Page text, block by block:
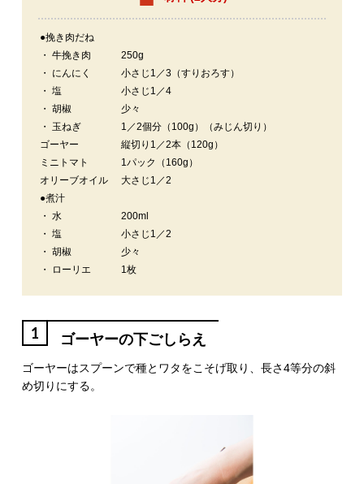
●挽き肉だね
・ 牛挽き肉
250g
・ にんにく
小さじ1／3（すりおろす）
・ 塩
小さじ1／4
・ 胡椒
少々
・ 玉ねぎ
1／2個分（100g）（みじん切り）
ゴーヤー
縦切り1／2本（120g）
ミニトマト
1パック（160g）
オリーブオイル
大さじ1／2
●煮汁
・ 水
200ml
・ 塩
小さじ1／2
・ 胡椒
少々
・ ローリエ
1枚
1 ゴーヤーの下ごしらえ
ゴーヤーはスプーンで種とワタをこそげ取り、長さ4等分の斜
め切りにする。